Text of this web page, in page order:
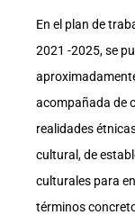
En el plan de
2021 -2025, se
acompañada de
realidades
cultural, de
culturales para
términos